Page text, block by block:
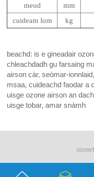
meud
mm
cuideam lom
kg
beachd: is e gineadair
chleachdadh gu farsaing
airson càr, seòmar-
msaa, cuideachd faodar a
uisge ozone airson an
uisge tobar, amar snàmh